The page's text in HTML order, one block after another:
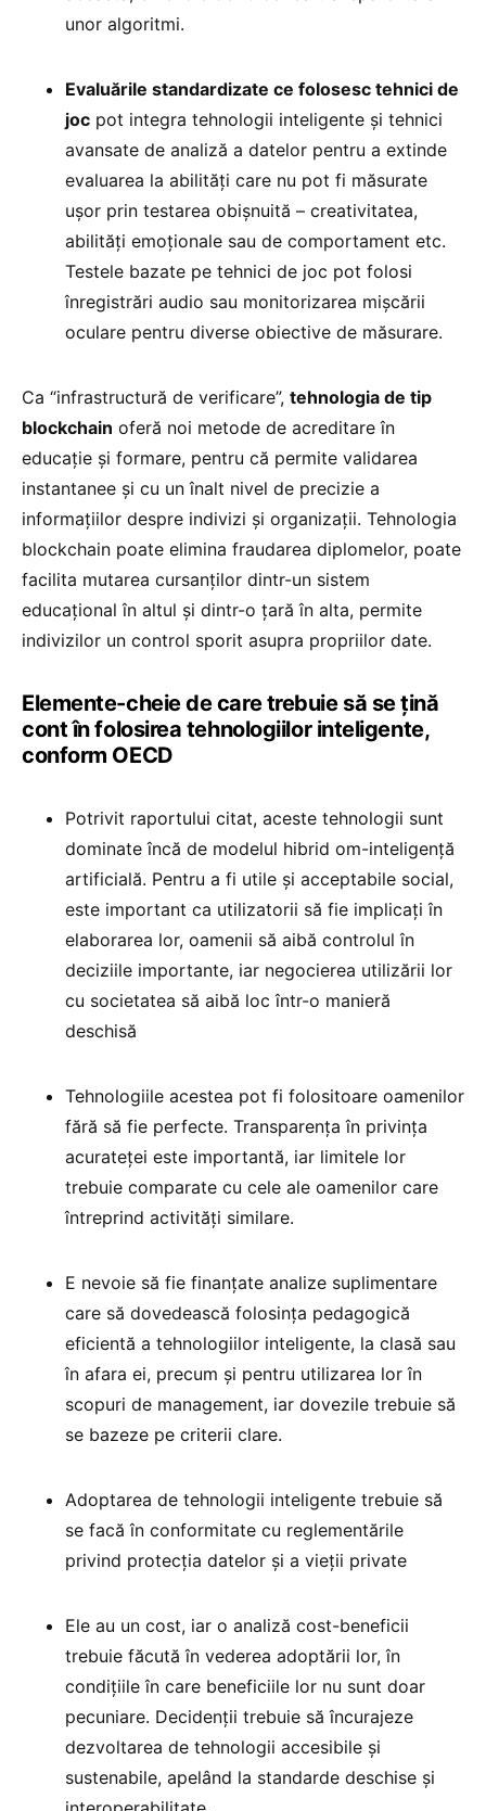
unor algoritmi.
Evaluările standardizate ce folosesc tehnici de
joc pot integra tehnologii inteligente și tehnici
avansate de analiză a datelor pentru a extinde
evaluarea la abilități care nu pot fi măsurate
ușor prin testarea obișnuită – creativitatea,
abilități emoționale sau de comportament etc.
Testele bazate pe tehnici de joc pot folosi
înregistrări audio sau monitorizarea mișcării
oculare pentru diverse obiective de măsurare.
Ca “infrastructură de verificare”, tehnologia de tip
blockchain oferă noi metode de acreditare în
educație și formare, pentru că permite validarea
instantanee și cu un înalt nivel de precizie a
informațiilor despre indivizi și organizații. Tehnologia
blockchain poate elimina fraudarea diplomelor, poate
facilita mutarea cursanților dintr-un sistem
educațional în altul și dintr-o țară în alta, permite
indivizilor un control sporit asupra propriilor date.
Elemente-cheie de care trebuie să se țină
cont în folosirea tehnologiilor inteligente,
conform OECD
Potrivit raportului citat, aceste tehnologii sunt
dominate încă de modelul hibrid om-inteligență
artificială. Pentru a fi utile și acceptabile social,
este important ca utilizatorii să fie implicați în
elaborarea lor, oamenii să aibă controlul în
deciziile importante, iar negocierea utilizării lor
cu societatea să aibă loc într-o manieră
deschisă
Tehnologiile acestea pot fi folositoare oamenilor
fără să fie perfecte. Transparența în privința
acurateței este importantă, iar limitele lor
trebuie comparate cu cele ale oamenilor care
întreprind activități similare.
E nevoie să fie finanțate analize suplimentare
care să dovedească folosința pedagogică
eficientă a tehnologiilor inteligente, la clasă sau
în afara ei, precum și pentru utilizarea lor în
scopuri de management, iar dovezile trebuie să
se bazeze pe criterii clare.
Adoptarea de tehnologii inteligente trebuie să
se facă în conformitate cu reglementările
privind protecția datelor și a vieții private
Ele au un cost, iar o analiză cost-beneficii
trebuie făcută în vederea adoptării lor, în
condițiile în care beneficiile lor nu sunt doar
pecuniare. Decidenții trebuie să încurajeze
dezvoltarea de tehnologii accesibile și
sustenabile, apelând la standarde deschise și